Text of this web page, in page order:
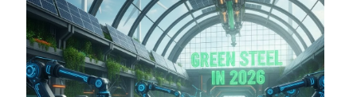
Динаміка
набирає
обертів